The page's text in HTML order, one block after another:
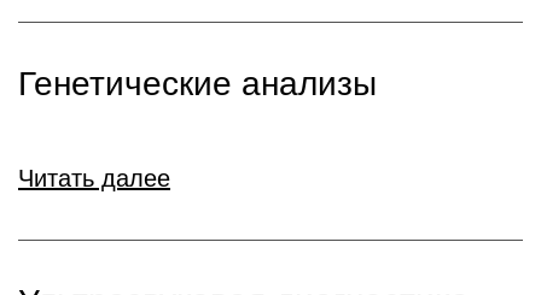
Генетические анализы
Читать далее